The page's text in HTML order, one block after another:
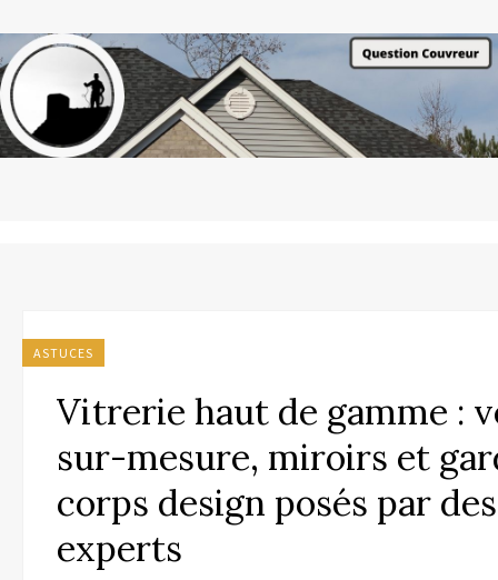
ASTUCES
Vitrerie haut de gamme :
sur-mesure, miroirs et
corps design posés par des
experts